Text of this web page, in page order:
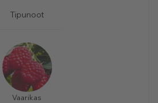
Tipunoot
Vaarikas